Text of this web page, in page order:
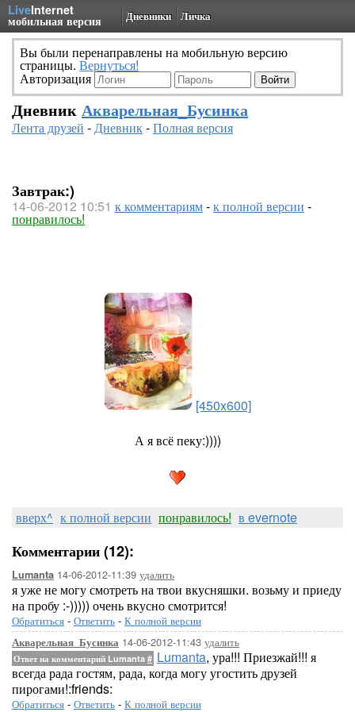
LiveInternet
мобильная версия Дневники Личка
Вы были перенаправлены на мобильную версию
страницы. Вернуться!
Авторизация
Дневник Акварельная_Бусинка
Лента друзей -Дневник-Полная версия
Завтрак:)
14-06-2012 10:51 к комментариям-к полной версии -
понравилось!
[450x600]
А я всё пеку:))))
вверх^ к полной версии понравилось! в evernote
Комментарии (12):
Lumanta 14-06-2012-11:39 удалить
я уже не могу смотреть на твои вкусняшки. возьму и приеду
на пробу :-))))) очень вкусно смотрится!
Обратиться - Ответить - К полной версии
Акварельная_Бусинка 14-06-2012-11:43 удалить
Ответ на комментарий Lumanta # Lumanta, ура!!! Приезжай!!! я
всегда рада гостям, рада, когда могу угостить друзей
пирогами!:friends:
Обратиться - Ответить - К полной версии